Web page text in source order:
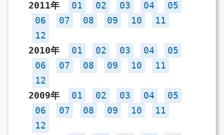
2011年
01 02 03 04
05
06
07 08 09 10
11
12
2010年
01 02 03 04
05
06
07 08 09 10
11
12
2009年
01 02 03 04
05
06
07 08 09 10
11
12